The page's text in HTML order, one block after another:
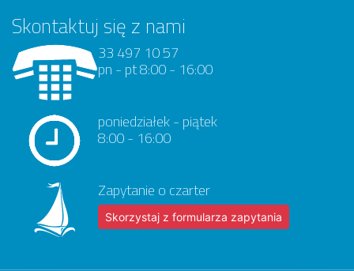
Skontaktuj się z nami
33 497 10 57
pn - pt 8:00 - 16:00
poniedziałek - piątek
8:00 - 16:00
Zapytanie o czarter
Skorzystaj z formularza zapytania